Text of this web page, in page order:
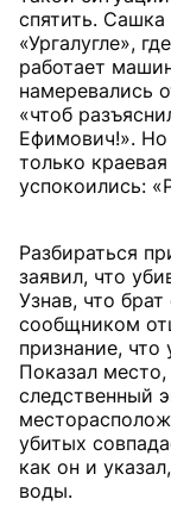
спятить.
«Ургалугле»,
работает
намеревались
«чтоб
Ефимович!». Но
только
успокоились:
Разбираться
заявил, что
Узнав, что
сообщником
признание,
Показал
следственный
убитых
как он и
воды.